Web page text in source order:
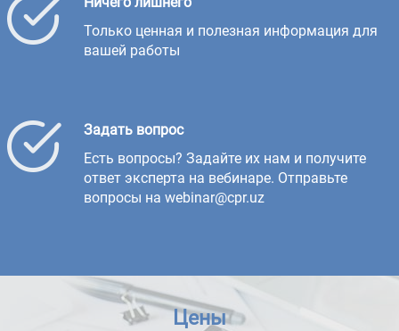
Только ценная и полезная информация для
вашей работы
Задать вопрос
Есть вопросы? Задайте их нам и получите
ответ эксперта на вебинаре. Отправьте
вопросы на webinar@cpr.uz
Цены